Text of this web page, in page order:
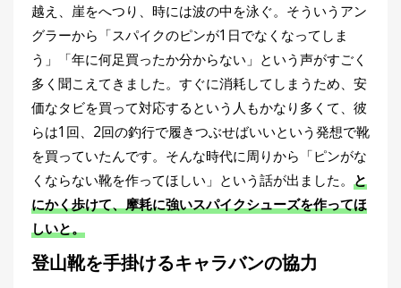
越え、崖をへつり、時には波の中を泳ぐ。そういうアン
グラーから「スパイクのピンが1日でなくなってしま
う」「年に何足買ったか分からない」という声がすごく
多く聞こえてきました。すぐに消耗してしまうため、安
価なタビを買って対応するという人もかなり多くて、彼
らは1回、2回の釣行で履きつぶせばいいという発想で靴
を買っていたんです。そんな時代に周りから「ピンがな
くならない靴を作ってほしい」という話が出ました。 と
にかく歩けて、摩耗に強いスパイクシューズを作ってほ
しいと。
登山靴を手掛けるキャラバンの協力
お
問
合
わ
せ